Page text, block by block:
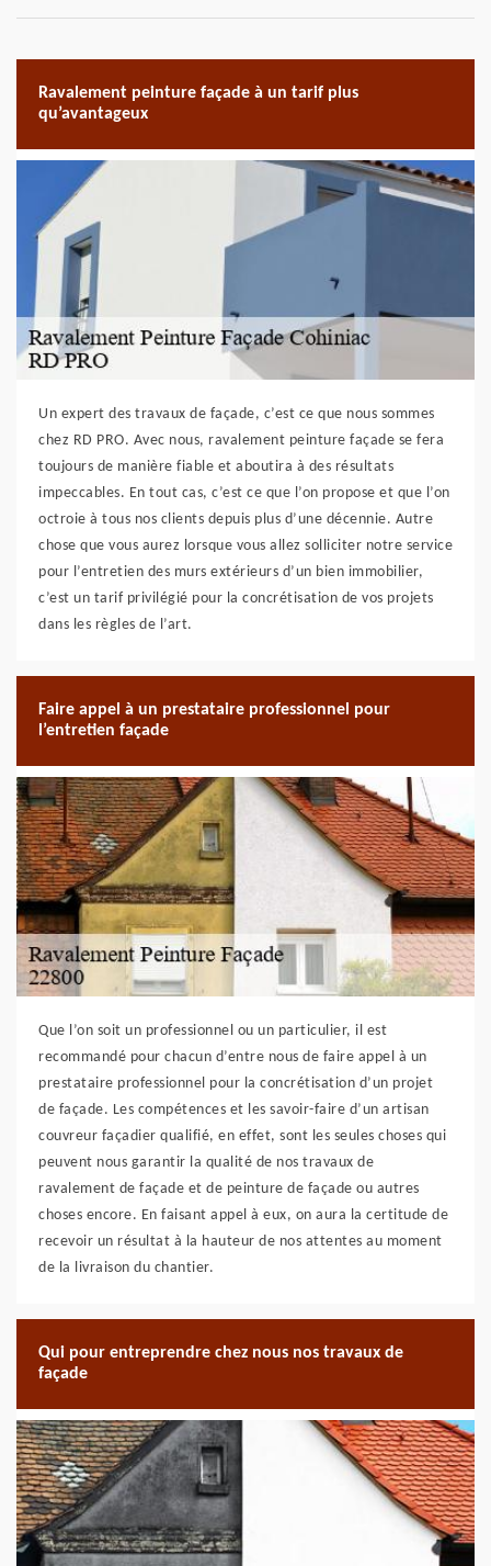
Ravalement peinture façade à un tarif plus
qu’avantageux
Un expert des travaux de façade, c’est ce que nous sommes
chez RD PRO. Avec nous, ravalement peinture façade se fera
toujours de manière fiable et aboutira à des résultats
impeccables. En tout cas, c’est ce que l’on propose et que l’on
octroie à tous nos clients depuis plus d’une décennie. Autre
chose que vous aurez lorsque vous allez solliciter notre service
pour l’entretien des murs extérieurs d’un bien immobilier,
c’est un tarif privilégié pour la concrétisation de vos projets
dans les règles de l’art.
Faire appel à un prestataire professionnel pour
l’entretien façade
Que l’on soit un professionnel ou un particulier, il est
recommandé pour chacun d’entre nous de faire appel à un
prestataire professionnel pour la concrétisation d’un projet
de façade. Les compétences et les savoir-faire d’un artisan
couvreur façadier qualifié, en effet, sont les seules choses qui
peuvent nous garantir la qualité de nos travaux de
ravalement de façade et de peinture de façade ou autres
choses encore. En faisant appel à eux, on aura la certitude de
recevoir un résultat à la hauteur de nos attentes au moment
de la livraison du chantier.
Qui pour entreprendre chez nous nos travaux de
façade